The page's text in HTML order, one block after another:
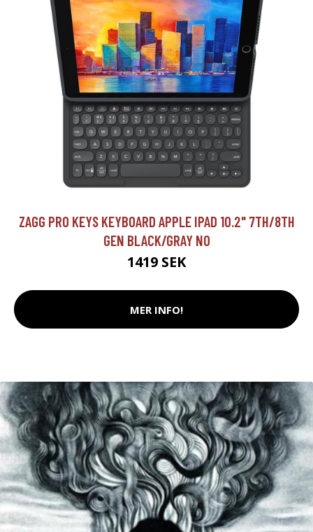
ZAGG PRO KEYS KEYBOARD APPLE IPAD 10.2" 7TH/8TH
GEN BLACK/GRAY NO
1419 SEK
MER INFO!